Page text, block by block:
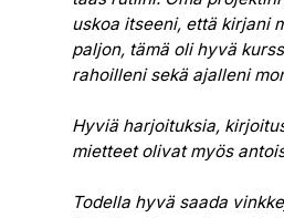
uskoa itseeni, että kirjani
paljon, tämä oli hyvä
rahoilleni sekä ajalleni
Hyviä harjoituksia,
mietteet olivat myös
Todella hyvä saada